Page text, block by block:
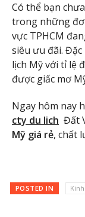
Có thể bạn
trong những
vực TPHCM
siêu ưu đãi.
lịch Mỹ với tỉ lệ
được giấc mơ
Ngay hôm nay
cty du lich Đất
Mỹ giá rẻ, chất
POSTED IN